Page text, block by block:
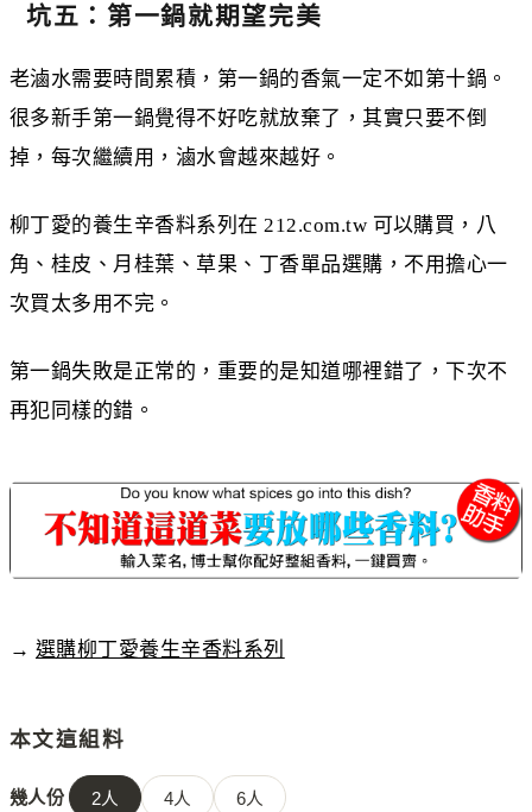
坑五：第一鍋就期望完美
老滷水需要時間累積，第一鍋的香氣一定不如第十鍋。
很多新手第一鍋覺得不好吃就放棄了，其實只要不倒
掉，每次繼續用，滷水會越來越好。
柳丁愛的養生辛香料系列在 212.com.tw 可以購買，八
角、桂皮、月桂葉、草果、丁香單品選購，不用擔心一
次買太多用不完。
第一鍋失敗是正常的，重要的是知道哪裡錯了，下次不
再犯同樣的錯。
→ 選購柳丁愛養生辛香料系列
本文這組料
幾人份 2人 4人 6人